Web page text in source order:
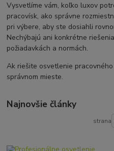
Vysvetlíme vám, koľko luxov
pracovísk, ako správne
pri výbere, aby ste dosiahli
Nechýbajú ani konkrétne
požiadavkách a normách.
Ak riešite osvetlenie
správnom mieste.
Najnovšie články
strana